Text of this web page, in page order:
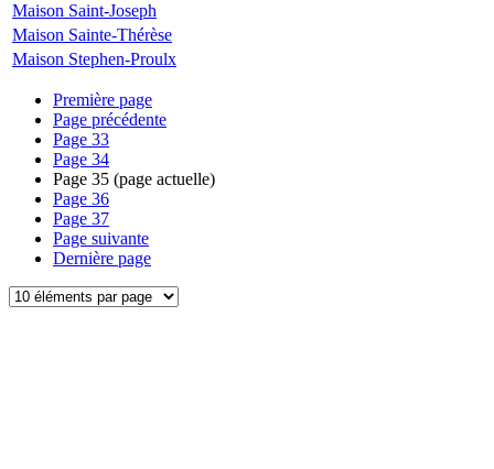
Maison Saint-Joseph
Maison Sainte-Thérèse
Maison Stephen-Proulx
Première page
Page précédente
Page 33
Page 34
Page 35 (page actuelle)
Page 36
Page 37
Page suivante
Dernière page